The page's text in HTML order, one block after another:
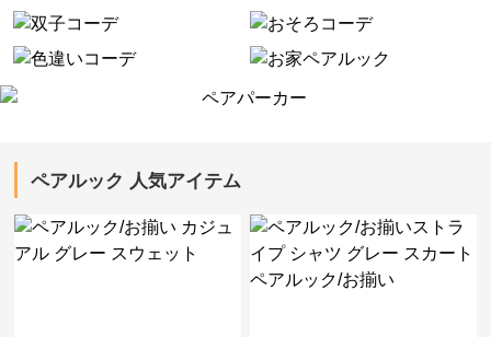
ペアルック 人気アイテム